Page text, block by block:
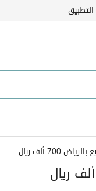
700 ألف ريال